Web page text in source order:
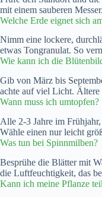
mit einem sauberen Messer.
Welche Erde eignet sich
Nimm eine lockere,
etwas Tongranulat. So
Wie kann ich die
Gib von März bis
achte auf viel Licht. Ältere
Wann muss ich umtopfen?
Alle 2-3 Jahre im
Wähle einen nur leicht
Was tun bei Spinnmilben?
Besprühe die Blätter mit
die Luftfeuchtigkeit, das
Kann ich meine Pflanze